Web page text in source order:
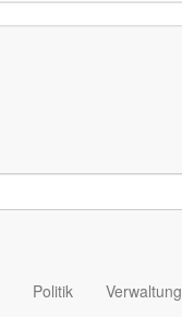
Politik
Verwaltung